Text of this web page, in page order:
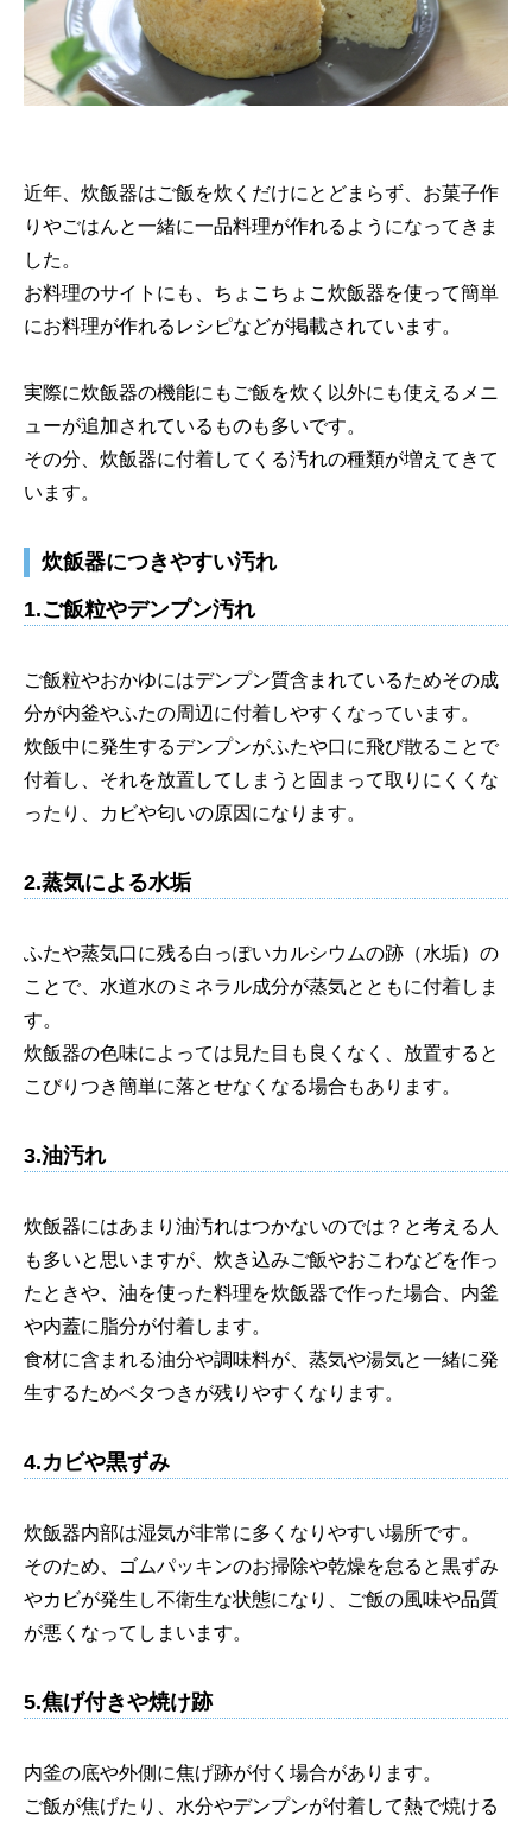
近年、炊飯器はご飯を炊くだけにとどまらず、お菓子作
りやごはんと一緒に一品料理が作れるようになってきま
した。
お料理のサイトにも、ちょこちょこ炊飯器を使って簡単
にお料理が作れるレシピなどが掲載されています。
実際に炊飯器の機能にもご飯を炊く以外にも使えるメニ
ューが追加されているものも多いです。
その分、炊飯器に付着してくる汚れの種類が増えてきて
います。
炊飯器につきやすい汚れ
1.ご飯粒やデンプン汚れ
ご飯粒やおかゆにはデンプン質含まれているためその成
分が内釜やふたの周辺に付着しやすくなっています。
炊飯中に発生するデンプンがふたや口に飛び散ることで
付着し、それを放置してしまうと固まって取りにくくな
ったり、カビや匂いの原因になります。
2.蒸気による水垢
ふたや蒸気口に残る白っぽいカルシウムの跡（水垢）の
ことで、水道水のミネラル成分が蒸気とともに付着しま
す。
炊飯器の色味によっては見た目も良くなく、放置すると
こびりつき簡単に落とせなくなる場合もあります。
3.油汚れ
炊飯器にはあまり油汚れはつかないのでは？と考える人
も多いと思いますが、炊き込みご飯やおこわなどを作っ
たときや、油を使った料理を炊飯器で作った場合、内釜
や内蓋に脂分が付着します。
食材に含まれる油分や調味料が、蒸気や湯気と一緒に発
生するためベタつきが残りやすくなります。
4.カビや黒ずみ
炊飯器内部は湿気が非常に多くなりやすい場所です。
そのため、ゴムパッキンのお掃除や乾燥を怠ると黒ずみ
やカビが発生し不衛生な状態になり、ご飯の風味や品質
が悪くなってしまいます。
5.焦げ付きや焼け跡
内釜の底や外側に焦げ跡が付く場合があります。
ご飯が焦げたり、水分やデンプンが付着して熱で焼ける